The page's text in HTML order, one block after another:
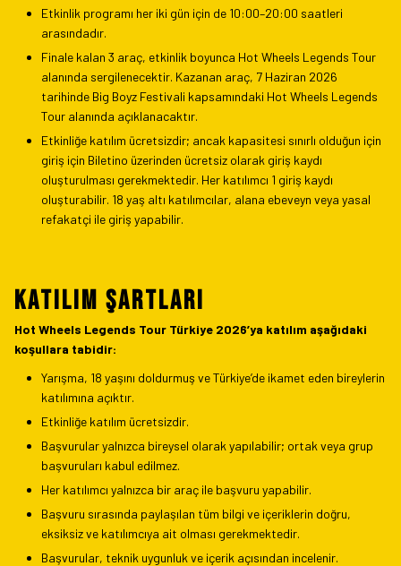
Etkinlik programı her iki gün için de 10:00–20:00 saatleri
arasındadır.
Finale kalan 3 araç, etkinlik boyunca Hot Wheels Legends Tour
alanında sergilenecektir. Kazanan araç, 7 Haziran 2026
tarihinde Big Boyz Festivali kapsamındaki Hot Wheels Legends
Tour alanında açıklanacaktır.
Etkinliğe katılım ücretsizdir; ancak kapasitesi sınırlı olduğun için
giriş için Biletino üzerinden ücretsiz olarak giriş kaydı
oluşturulması gerekmektedir. Her katılımcı 1 giriş kaydı
oluşturabilir. 18 yaş altı katılımcılar, alana ebeveyn veya yasal
refakatçi ile giriş yapabilir.
KATILIM ŞARTLARI
Hot Wheels Legends Tour Türkiye 2026’ya katılım aşağıdaki
koşullara tabidir:
Yarışma, 18 yaşını doldurmuş ve Türkiye’de ikamet eden bireylerin
katılımına açıktır.
Etkinliğe katılım ücretsizdir.
Başvurular yalnızca bireysel olarak yapılabilir; ortak veya grup
başvuruları kabul edilmez.
Her katılımcı yalnızca bir araç ile başvuru yapabilir.
Başvuru sırasında paylaşılan tüm bilgi ve içeriklerin doğru,
eksiksiz ve katılımcıya ait olması gerekmektedir.
Başvurular, teknik uygunluk ve içerik açısından incelenir.